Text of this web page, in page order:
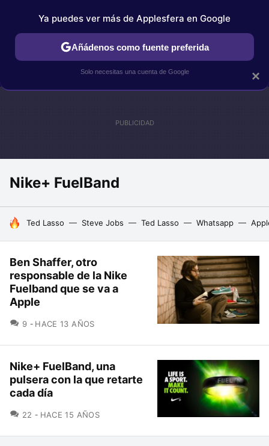
IPHONE TUTORIALES APPLESFERA SELECCIÓN
Nike+ FuelBand
HOY SE HABLA DE
Ted Lasso Steve Jobs Ted Lasso Whatsapp
Ben Shaffer, otro
responsable de la Nike
Fuelband que se va a
Apple
9 COMENTARIOS
HACE 13 AÑOS
Nike+ FuelBand, una
pulsera con la que retarte
cada día
22 COMENTARIOS
HACE 15 AÑOS
×
Ya puedes ver más de Applesfera en Google
Añádenos como fuente preferida
Solo necesitas una cuenta de Google